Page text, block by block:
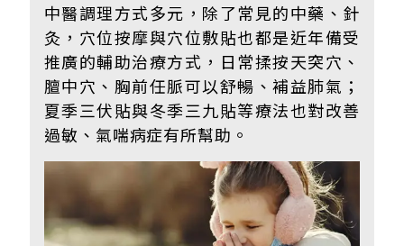
中醫調理方式多元，除了常見的中藥、針
灸，穴位按摩與穴位敷貼也都是近年備受
推廣的輔助治療方式，日常揉按天突穴、
膻中穴、胸前任脈可以舒暢、補益肺氣；
夏季三伏貼與冬季三九貼等療法也對改善
過敏、氣喘病症有所幫助。